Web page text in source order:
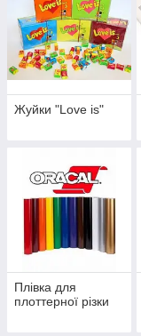
Жуйки "Love is"
Плівка для
плоттерної різки